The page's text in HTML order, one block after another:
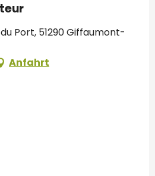
Port, 51290 Giffaumont-
Anfahrt